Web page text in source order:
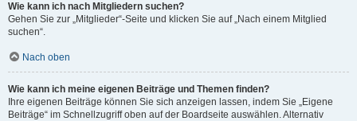
Wie kann ich nach Mitgliedern suchen?
Gehen Sie zur „Mitglieder“-Seite und klicken Sie auf „Nach einem Mitglied
suchen“.
Nach oben
Wie kann ich meine eigenen Beiträge und Themen finden?
Ihre eigenen Beiträge können Sie sich anzeigen lassen, indem Sie „Eigene
Beiträge“ im Schnellzugriff oben auf der Boardseite auswählen. Alternativ